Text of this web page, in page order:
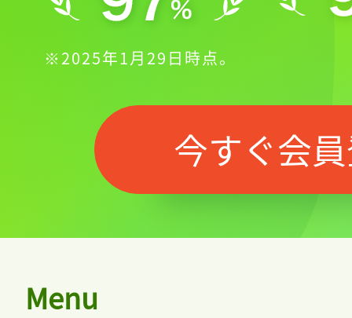
※2025年1月29日時点。
今すぐ会
Menu